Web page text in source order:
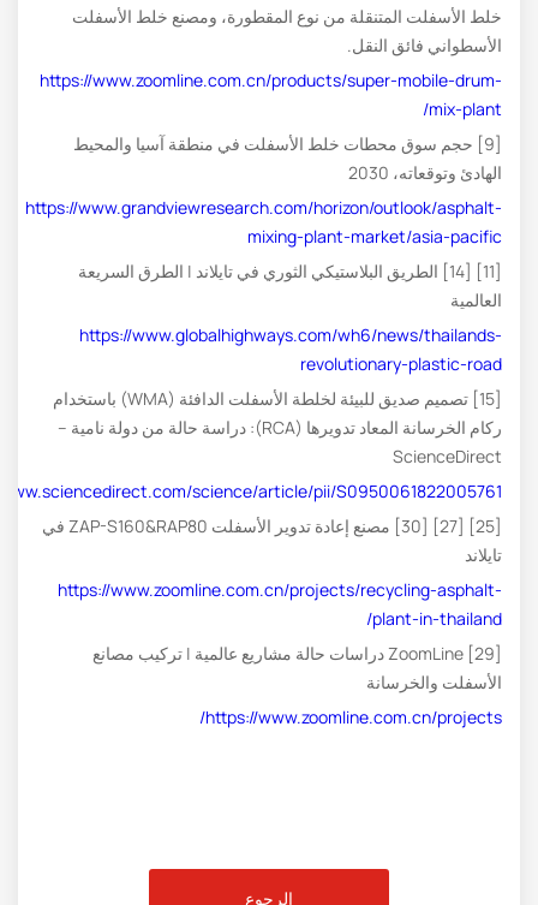
خلط الأسفلت المتنقلة من نوع المقطورة، ومصنع خلط الأسفلت
الأسطواني فائق النقل.
https://www.zoomline.com.cn/products/super-mobile-drum-
mix-plant/
[9] حجم سوق محطات خلط الأسفلت في منطقة آسيا والمحيط
الهادئ وتوقعاته، 2030
https://www.grandviewresearch.com/horizon/outlook/asphalt-
mixing-plant-market/asia-pacific
[11] [14] الطريق البلاستيكي الثوري في تايلاند | الطرق السريعة
العالمية
https://www.globalhighways.com/wh6/news/thailands-
revolutionary-plastic-road
[15] تصميم صديق للبيئة لخلطة الأسفلت الدافئة (WMA) باستخدام
ركام الخرسانة المعاد تدويرها (RCA): دراسة حالة من دولة نامية –
ScienceDirect
science/article/pii/S0950061822005761
[25] [27] [30] مصنع إعادة تدوير الأسفلت ZAP-S160&RAP80 في
تايلاند
https://www.zoomline.com.cn/projects/recycling-asphalt-
plant-in-thailand/
[29] ZoomLine دراسات حالة مشاريع عالمية | تركيب مصانع
الأسفلت والخرسانة
https://www.zoomline.com.cn/projects/
الرجوع